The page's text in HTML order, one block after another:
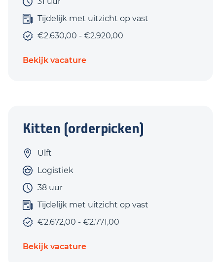
Tijdelijk met uitzicht op vast
€2.630,00 - €2.920,00
Bekijk vacature
Kitten (orderpicken)
Ulft
Logistiek
38 uur
Tijdelijk met uitzicht op vast
€2.672,00 - €2.771,00
Bekijk vacature